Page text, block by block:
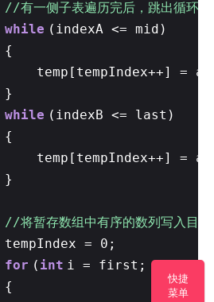
//有一侧子表遍历完后，跳出循环
while (indexA <= mid)
{
temp[tempIndex++] =
}
while (indexB <= last)
{
temp[tempIndex++] =
}
//将暂存数组中有序的数列写入目
tempIndex = 0;
for ( int i = first; i <=
{
快捷
菜单